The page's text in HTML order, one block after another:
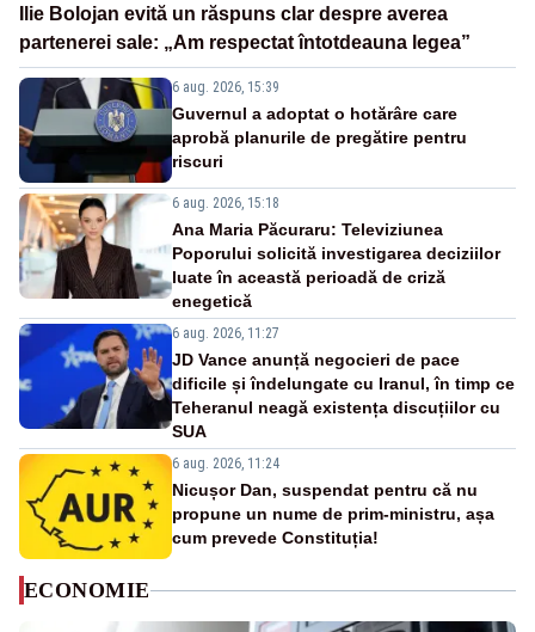
Ilie Bolojan evită un răspuns clar despre averea
partenerei sale: „Am respectat întotdeauna legea”
6 aug. 2026, 15:39
Guvernul a adoptat o hotărâre care
aprobă planurile de pregătire pentru
riscuri
6 aug. 2026, 15:18
Ana Maria Păcuraru: Televiziunea
Poporului solicită investigarea deciziilor
luate în această perioadă de criză
enegetică
6 aug. 2026, 11:27
JD Vance anunță negocieri de pace
dificile și îndelungate cu Iranul, în timp ce
Teheranul neagă existența discuțiilor cu
SUA
6 aug. 2026, 11:24
Nicușor Dan, suspendat pentru că nu
propune un nume de prim-ministru, așa
cum prevede Constituția!
ECONOMIE